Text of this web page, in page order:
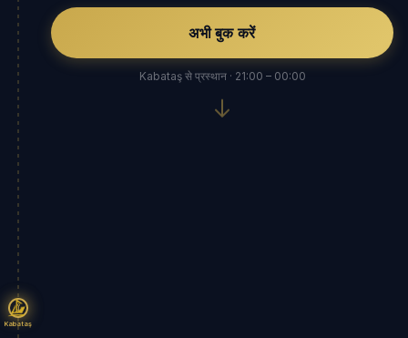
Kabataş
अभी बुक करें
Kabataş से प्रस्थान · 21:00 – 00:00